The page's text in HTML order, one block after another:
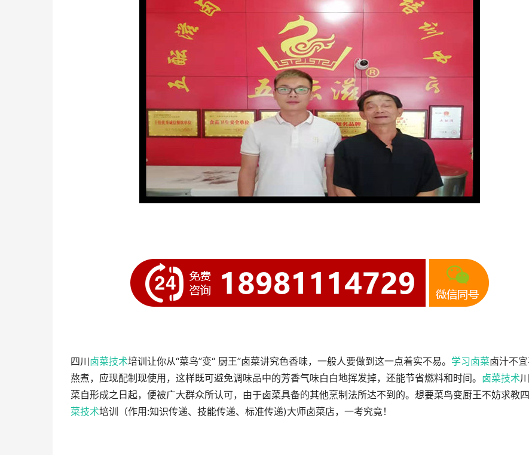
四川卤菜技术培训让你从“菜鸟”变“ 厨王”卤菜讲究色香味，一般人要做到这一点着实不易。 学习卤菜卤汁不
熬煮，应现配制现使用，这样既可避免调味品中的芳香气味白白地挥发掉，还能节省燃料和时间。 卤菜技术
菜自形成之日起，便被广大群众所认可，由于卤菜具备的其他烹制法所达不到的。想要菜鸟变厨王不妨求教
菜技术培训（作用:知识传递、技能传递、标准传递)大师卤菜店，一考究竟！